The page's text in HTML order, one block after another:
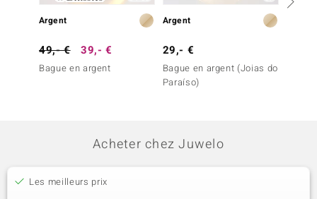
Argent
49,- € 39,- €
Bague en argent
Argent
29,- €
Bague en argent (Joias do
Paraíso)
Acheter chez Juwelo
Les meilleurs prix